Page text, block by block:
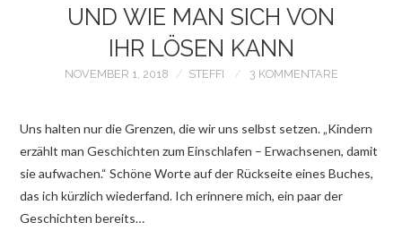
UND WIE MAN SICH VON
IHR LÖSEN KANN
NOVEMBER 1, 2018 STEFFI 3 KOMMENTARE
Uns halten nur die Grenzen, die wir uns selbst setzen. „Kindern
erzählt man Geschichten zum Einschlafen – Erwachsenen, damit
sie aufwachen.“ Schöne Worte auf der Rückseite eines Buches,
das ich kürzlich wiederfand. Ich erinnere mich, ein paar der
Geschichten bereits…